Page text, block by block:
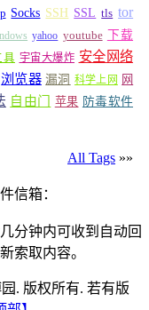
Socks SSH SSL tls tor
yahoo youtube 下载
具 宇宙大爆炸 安全网络
浏览器 漏洞 科学上网 网
自由门 苹果 防毒软件
All Tags »»
信箱：
分钟内可收到自动回
索取内容。
园. 版权所有. 若有版